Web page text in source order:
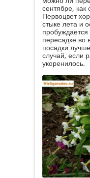
сентябре, как
Первоцвет
стыке лета и
пересадке во
посадки
случай, если
укоренилось.